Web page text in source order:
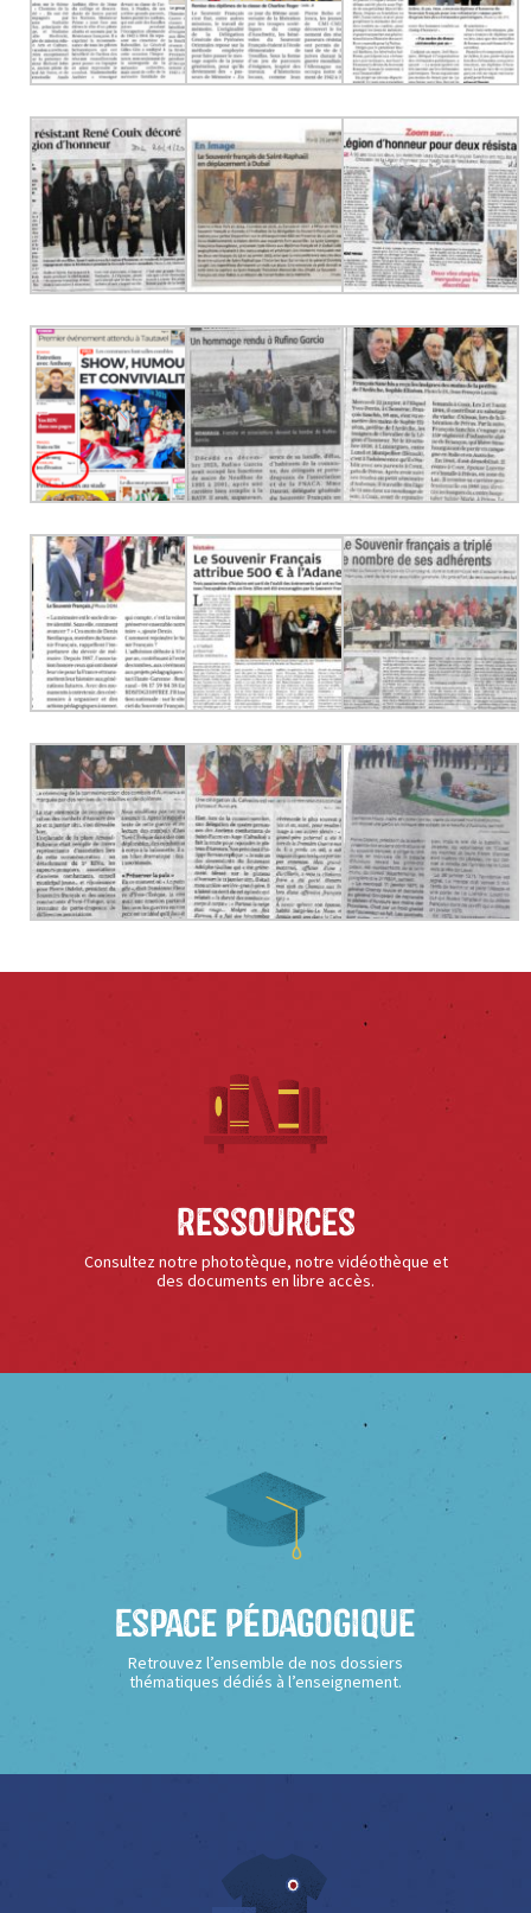
Ressources
Consultez notre phototèque, notre vidéothèque et
des documents en libre accès.
Espace Pédagogique
Retrouvez l’ensemble de nos dossiers
thématiques dédiés à l’enseignement.